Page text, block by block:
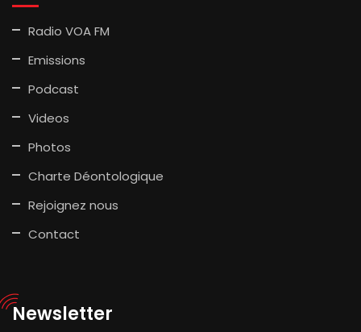
Radio VOA FM
Emissions
Podcast
Videos
Photos
Charte Déontologique
Rejoignez nous
Contact
Newsletter